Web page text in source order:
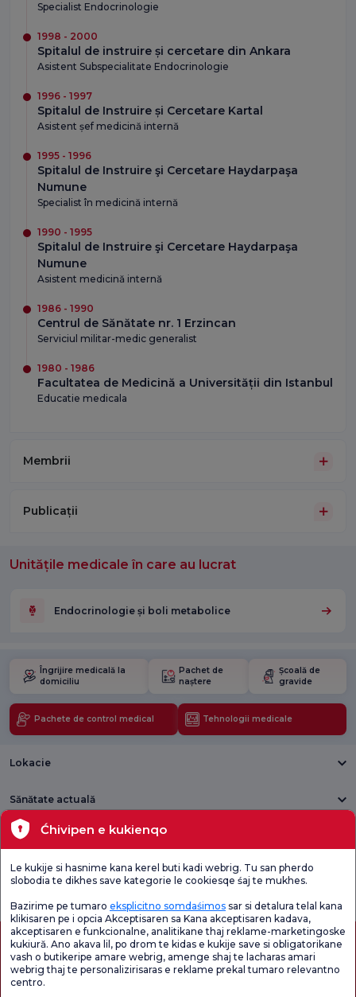
Specialist Endocrinologie
1998 - 2000
Spitalul de instruire și cercetare din Ankara
Asistent Subspecialitate Endocrinologie
1996 - 1997
Spitalul de Instruire și Cercetare Kartal
Asistent șef medicină internă
1995 - 1996
Spitalul de Instruire şi Cercetare Haydarpaşa
Numune
Specialist în medicină internă
1990 - 1995
Spitalul de Instruire şi Cercetare Haydarpaşa
Numune
Asistent medicină internă
1986 - 1990
Centrul de Sănătate nr. 1 Erzincan
Serviciul militar-medic generalist
1980 - 1986
Facultatea de Medicină a Universității din Istanbul
Educatie medicala
Membrii
Publicații
Unitățile medicale în care au lucrat
Endocrinologie și boli metabolice
Îngrijire medicală la
domiciliu
Pachet de
naștere
Școală de
gravide
Pachete de control medical Tehnologii medicale
Lokacie
Sănătate actuală
Unități medicale
Sondaj general
Verificați
Chestionarul de
Sondaj de
Ćhivipen e kukienqo
Le kukije si hasnime kana kerel buti kadi webrig. Tu san pherdo
slobodia te dikhes save kategorie le cookiesqe śaj te mukhes.
Bazirime pe tumaro eksplicitno somdaśimos sar si detalura telal kana
klikisaren pe i opcia Akceptisaren sa Kana akceptisaren kadava,
akceptisaren e funkcionalne, analitikane thaj reklame-marketingoske
kukiură. Ano akava lil, po drom te kidas e kukije save si obligatorikane
vash o butikeripe amare webrig, amenge shaj te lacharas amari
webrig thaj te personalizirisaras e reklame prekal tumaro relevantno
centro.